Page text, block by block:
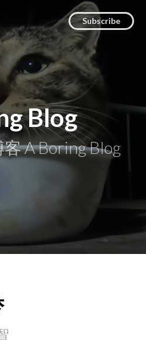
Subscribe
Blog
A Boring Blog